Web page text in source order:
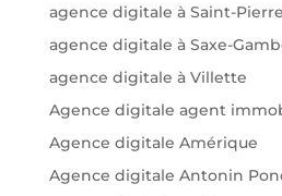
agence digitale à Saint-Pierre
agence digitale à Saxe-
agence digitale à Villette
Agence digitale agent
Agence digitale Amérique
Agence digitale Antonin